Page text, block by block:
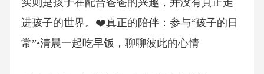
实则是孩子在配合爸爸的兴趣，并没有真正走
进孩子的世界。❤️真正的陪伴：参与“孩子的日
常”•清晨一起吃早饭，聊聊彼此的心情